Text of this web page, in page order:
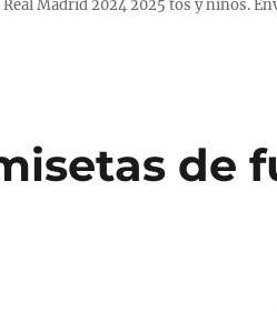
Madrid 2024 2025 tos y niños.
de